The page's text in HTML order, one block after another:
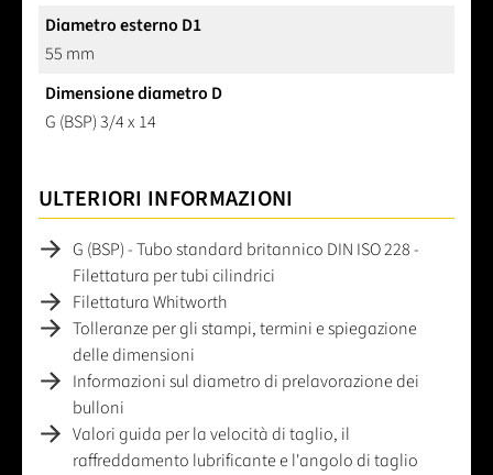
Diametro esterno D1
55 mm
Dimensione diametro D
G (BSP) 3/4 x 14
ULTERIORI INFORMAZIONI
G (BSP) - Tubo standard britannico DIN ISO 228 -
Filettatura per tubi cilindrici
Filettatura Whitworth
Tolleranze per gli stampi, termini e spiegazione
delle dimensioni
Informazioni sul diametro di prelavorazione dei
bulloni
Valori guida per la velocità di taglio, il
raffreddamento lubrificante e l'angolo di taglio